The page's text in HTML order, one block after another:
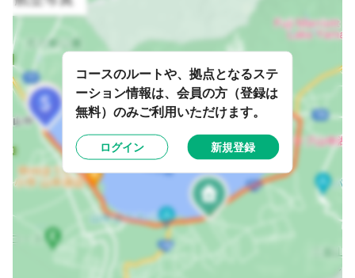
コースのルートや、拠点となるステ
ーション情報は、会員の方（登録は
無料）のみご利用いただけます。
ログイン 新規登録